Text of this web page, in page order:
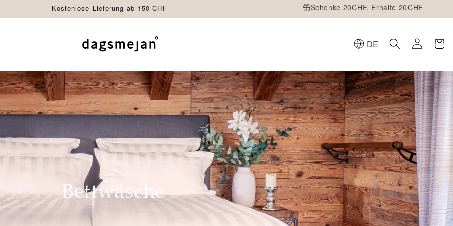
Schenke 20CHF, Erhalte 20CHF
Kostenlose Lieferung ab 150 CHF
DE Einloggen
Bettwäsche